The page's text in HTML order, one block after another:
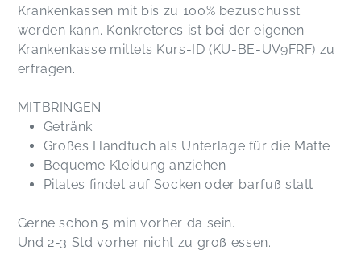
Krankenkassen mit bis zu 100% bezuschusst
werden kann. Konkreteres ist bei der eigenen
Krankenkasse mittels Kurs-ID (KU-BE-UV9FRF) zu
erfragen.
MITBRINGEN
Getränk
Großes Handtuch als Unterlage für die Matte
Bequeme Kleidung anziehen
Pilates findet auf Socken oder barfuß statt
Gerne schon 5 min vorher da sein.
Und 2-3 Std vorher nicht zu groß essen.